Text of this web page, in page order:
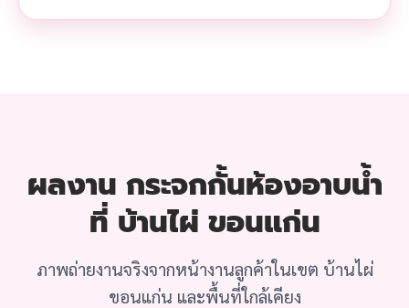
ผลงาน กระจกกั้นห้องอาบน้ำ
ที่ บ้านไผ่ ขอนแก่น
ภาพถ่ายงานจริงจากหน้างานลูกค้าในเขต บ้านไผ่
ขอนแก่น และพื้นที่ใกล้เคียง